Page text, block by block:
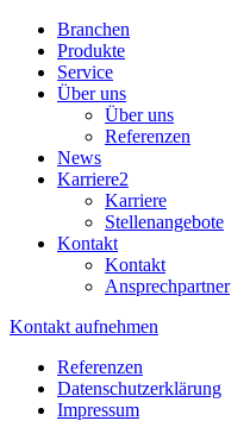
Branchen
Produkte
Service
Über uns
Über uns
Referenzen
News
Karriere2
Karriere
Stellenangebote
Kontakt
Kontakt
Ansprechpartner
Kontakt aufnehmen
Referenzen
Datenschutzerklärung
Impressum